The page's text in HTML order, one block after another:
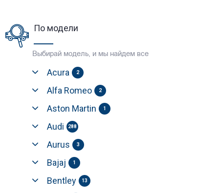
По модели
Выбирай модель, и мы найдем все
Acura 2
Alfa Romeo 2
Aston Martin 1
Audi 288
Aurus 3
Bajaj 1
Bentley 13